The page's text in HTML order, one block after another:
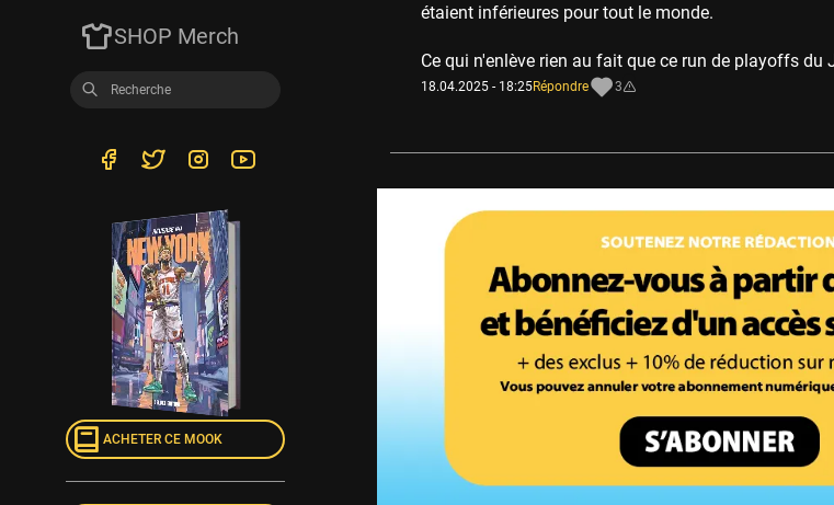
étaient inférieures pour tout le monde.
Ce qui n'enlève rien au fait que ce run de playoffs du
18.04.2025 - 18:25Répondre 3
SHOP Merch
ACHETER CE MOOK